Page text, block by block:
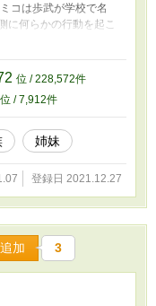
コは歩武が学校で名
に何らかの行動を起こ
悩むことはなくなっ
入った段ボールを見
そこから歩武の生活
猫の霊だと主張する
かけた半透明のウサ
の目には、たくさんの
あいつはお前の本当
男を歩武に紹介す
当たりにして、歩武の
武の妹ミコは、本当
位 / 228,572件
位 / 7,912件
姉妹
登録日 2021.12.27
加 3